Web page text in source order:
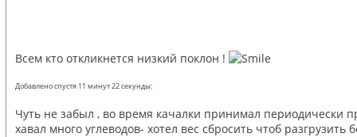
Всем кто откликнется низкий поклон !
Добавлено спустя 11 минут 22 секунды:
Чуть не забыл , во время качалки принимал периодически
хавал много углеводов- хотел вес сбросить чтоб